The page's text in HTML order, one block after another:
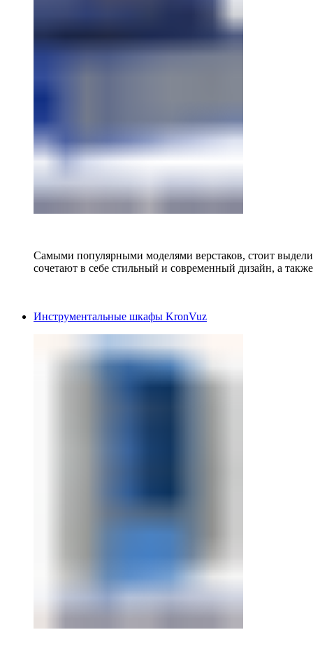
Самыми популярными моделями верстаков, стоит
сочетают в себе стильный и современный дизайн, а
Инструментальные шкафы KronVuz